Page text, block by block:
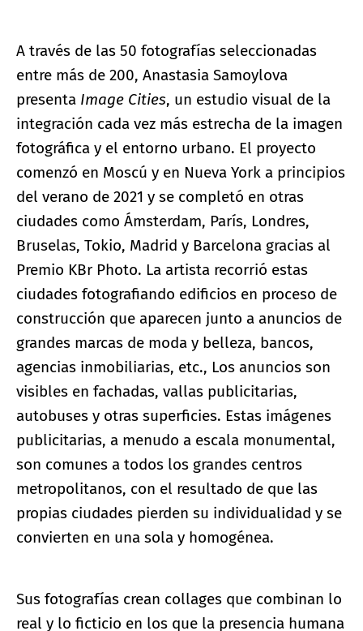
A través de las 50 fotografías seleccionadas
entre más de 200, Anastasia Samoylova
presenta Image Cities, un estudio visual de la
integración cada vez más estrecha de la imagen
fotográfica y el entorno urbano. El proyecto
comenzó en Moscú y en Nueva York a principios
del verano de 2021 y se completó en otras
ciudades como Ámsterdam, París, Londres,
Bruselas, Tokio, Madrid y Barcelona gracias al
Premio KBr Photo. La artista recorrió estas
ciudades fotografiando edificios en proceso de
construcción que aparecen junto a anuncios de
grandes marcas de moda y belleza, bancos,
agencias inmobiliarias, etc., Los anuncios son
visibles en fachadas, vallas publicitarias,
autobuses y otras superficies. Estas imágenes
publicitarias, a menudo a escala monumental,
son comunes a todos los grandes centros
metropolitanos, con el resultado de que las
propias ciudades pierden su individualidad y se
convierten en una sola y homogénea.
Sus fotografías crean collages que combinan lo
real y lo ficticio en los que la presencia humana